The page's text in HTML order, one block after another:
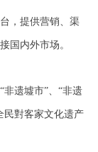
，提供营销、渠
国内外市场。
非遗墟市”、“非遗
民對客家文化遗产